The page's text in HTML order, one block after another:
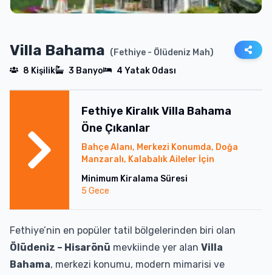
Villa Bahama (Fethiye - Ölüdeniz Mah)
8 Kişilik 3 Banyo 4 Yatak Odası
Fethiye KiralıkVilla Bahama
Öne Çıkanlar
Bahçe Alanı, Merkezi Konumda, Doğa
Manzaralı, Kalabalık Aileler İçin
Minimum Kiralama Süresi
5 Gece
Fethiye’nin en popüler tatil bölgelerinden biri olan
Ölüdeniz – Hisarönü mevkiinde yer alan Villa
Bahama, merkezi konumu, modern mimarisi ve